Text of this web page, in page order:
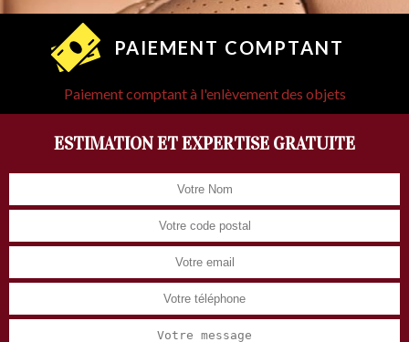
PAIEMENT COMPTANT
Paiement comptant à l'enlèvement des objets
ESTIMATION ET EXPERTISE GRATUITE